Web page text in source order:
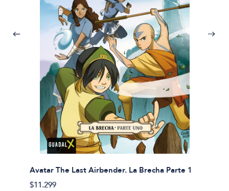
Avatar The Last Airbender. La Brecha Parte 1
$11.299